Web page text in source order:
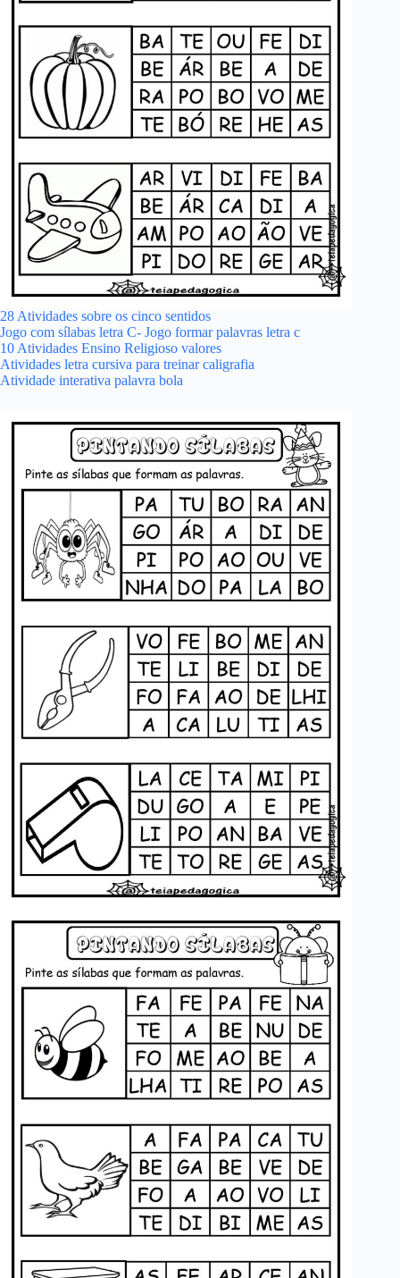
28 Atividades sobre os cinco sentidos
Jogo com sílabas letra C- Jogo formar palavras letra c
10 Atividades Ensino Religioso valores
Atividades letra cursiva para treinar caligrafia
Atividade interativa palavra bola